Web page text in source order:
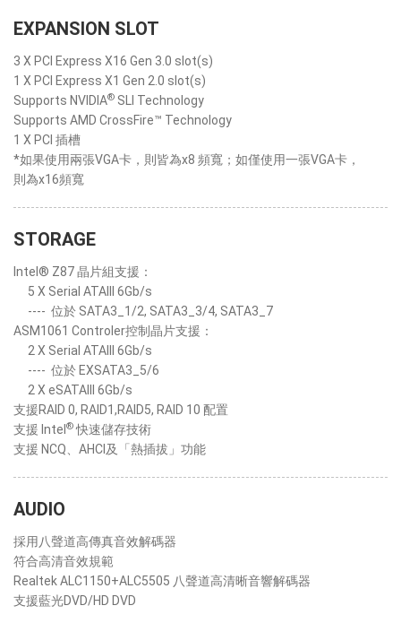
EXPANSION SLOT
3 X PCI Express X16 Gen 3.0 slot(s)
1 X PCI Express X1 Gen 2.0 slot(s)
Supports NVIDIA® SLI Technology
Supports AMD CrossFire™ Technology
1 X PCI 插槽
*如果使用兩張VGA卡，則皆為x8 頻寬；如僅使用一張VGA卡，
則為x16頻寬
STORAGE
Intel® Z87 晶片組支援：
5 X Serial ATAIII 6Gb/s
---- 位於 SATA3_1/2, SATA3_3/4, SATA3_7
ASM1061 Controler控制晶片支援：
2 X Serial ATAIII 6Gb/s
---- 位於 EXSATA3_5/6
2 X eSATAIII 6Gb/s
支援RAID 0, RAID1,RAID5, RAID 10 配置
支援 Intel ®快速儲存技術
支援 NCQ、AHCI及「熱插拔」功能
AUDIO
採用八聲道高傳真音效解碼器
符合高清音效規範
Realtek ALC1150+ALC5505 八聲道高清晰音響解碼器
支援藍光DVD/HD DVD